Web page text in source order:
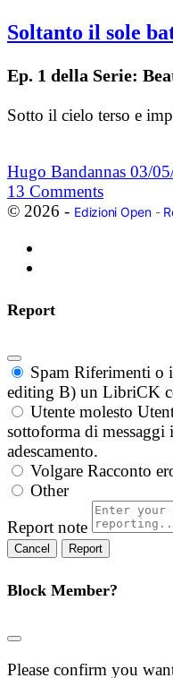
Soltanto il sole
Ep. 1 della Serie:
Sotto il cielo terso e
Hugo Bandannas 03/
13 Comments
© 2026 - Edizioni Open-
Report
Spam Riferimenti o
editing B) un LibriCK
Utente molesto
sottoforma di
adescamento.
Volgare Racconto
Other
Report note
Report
Block Member?
Please confirm you